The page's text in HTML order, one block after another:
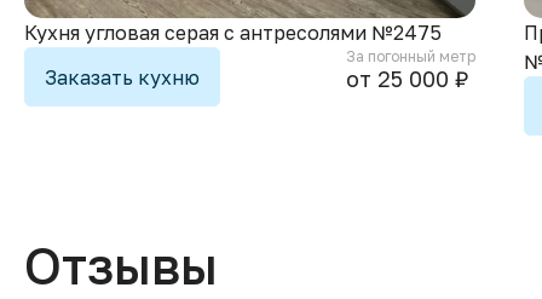
Кухня угловая серая с антресолями №2475
Заказать кухню
За погонный метр
от 25 000 ₽
Отзывы